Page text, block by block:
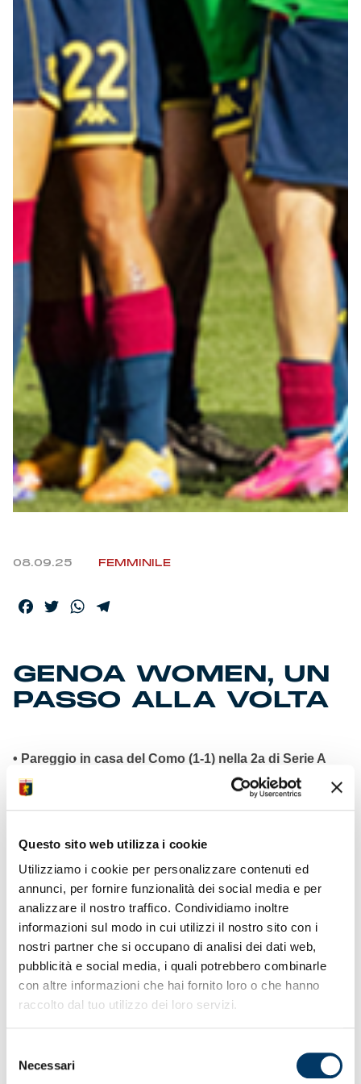
Questo sito web utilizza i cookie
Utilizziamo i cookie per personalizzare contenuti ed
annunci, per fornire funzionalità dei social media e per
analizzare il nostro traffico. Condividiamo inoltre
informazioni sul modo in cui utilizzi il nostro sito con i
nostri partner che si occupano di analisi dei dati web,
pubblicità e social media, i quali potrebbero combinarle
con altre informazioni che hai fornito loro o che hanno
raccolto dal tuo utilizzo dei loro servizi.
delNecessari
Summer Sale
Mare
Accessori
Party
Outlet
Helan x Genoa
Isolani x Genoa
Gift Card Online Store
08.09.25 FEMMINILE
Facebook
TwitterWhatsApp
GENOA WOMEN, UN
PASSO ALLA VOLTA
• Pareggio in casa del Como (1-1) nella 2a di Serie A
• A segno nel finale la bomber Bargi su assist al bacio
di Monterubbiano
carattere del team
• Domenica ultima partita del girone eliminatorio ospiti
della Fiorentina
• Si avvicina anche l’esordio il 21 in Coppa Italia
Women con il Verona